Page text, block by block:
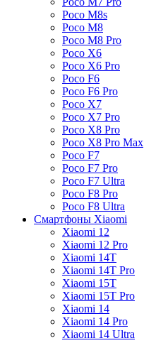
Poco M8s
Poco M8
Poco M8 Pro
Poco X6
Poco X6 Pro
Poco F6
Poco F6 Pro
Poco X7
Poco X7 Pro
Poco X8 Pro
Poco X8 Pro Max
Poco F7
Poco F7 Pro
Poco F7 Ultra
Poco F8 Pro
Poco F8 Ultra
Смартфоны Xiaomi
Xiaomi 12
Xiaomi 12 Pro
Xiaomi 14T
Xiaomi 14T Pro
Xiaomi 15T
Xiaomi 15T Pro
Xiaomi 14
Xiaomi 14 Pro
Xiaomi 14 Ultra